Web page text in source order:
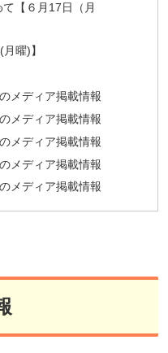
【６月17日（月
曜)】
メディア掲載情報
メディア掲載情報
メディア掲載情報
メディア掲載情報
メディア掲載情報